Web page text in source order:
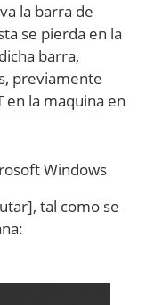
la barra de
se pierda en la
barra,
previamente
en la maquina en
Windows
tal como se